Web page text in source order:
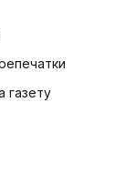
газету